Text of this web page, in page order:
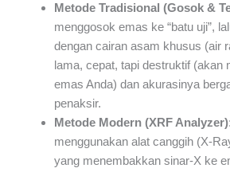
Metode Tradisional (Gosok &
menggosok emas ke “batu uji”,
dengan cairan asam khusus (air
lama, cepat, tapi destruktif (akan
emas Anda) dan akurasinya
penaksir.
Metode Modern (XRF
menggunakan alat canggih (X-
yang menembakkan sinar-X ke